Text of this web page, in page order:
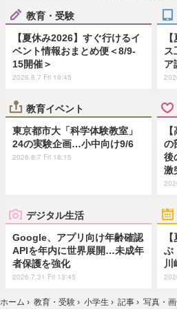
教育・受験
【夏休み2026】すぐ行けるイ
ベント情報おまとめ便＜8/9-
15開催＞
2026.8.7 Fri 19:45
ス
ア
教育イベント
東京都市大「科学体験教室」
24の実験企画…小中向け9/6
2026.8.7 Fri 18:15
の
後
激
デジタル生活
Google、アプリ向け年齢確認
APIを年内に世界展開…未成年
者保護を強化
2026.7.31 Fri 13:45
ぶ
川
ホーム › 教育・受験 › 小学生 › 記事 › 写真・